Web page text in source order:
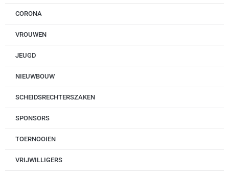
CORONA
VROUWEN
JEUGD
NIEUWBOUW
SCHEIDSRECHTERSZAKEN
SPONSORS
TOERNOOIEN
VRIJWILLIGERS